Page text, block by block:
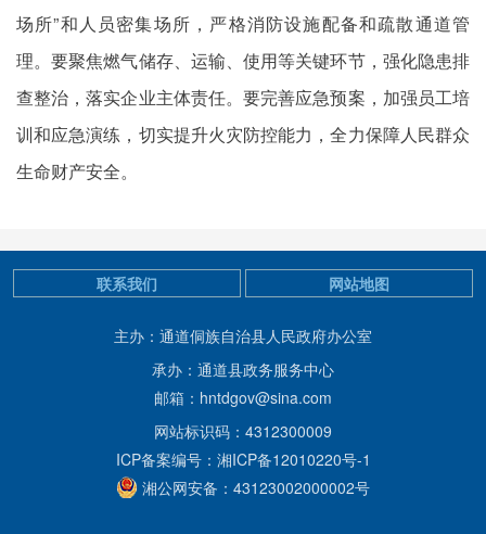
场所”和人员密集场所，严格消防设施配备和疏散通道管
理。要聚焦燃气储存、运输、使用等关键环节，强化隐患排
查整治，落实企业主体责任。要完善应急预案，加强员工培
训和应急演练，切实提升火灾防控能力，全力保障人民群众
生命财产安全。
主办：通道侗族自治县人民政府办公室
承办：通道县政务服务中心
邮箱：hntdgov@sina.com
网站标识码：4312300009
ICP备案编号：湘ICP备12010220号-1
湘公网安备：43123002000002号
联系我们 网站地图